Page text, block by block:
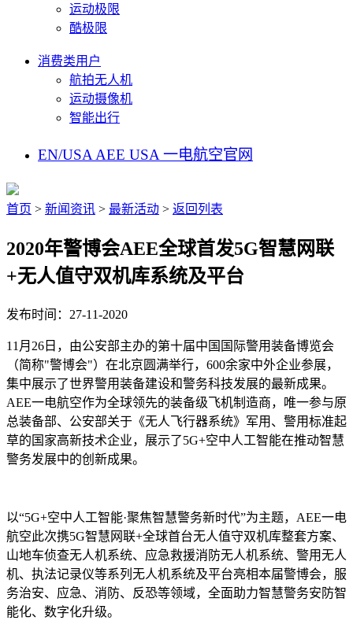
运动极限
酷极限
消费类用户
航拍无人机
运动摄像机
智能出行
EN/USA AEE USA 一电航空官网
首页 > 新闻资讯 > 最新活动 > 返回列表
2020年警博会AEE全球首发5G智慧网联
+无人值守双机库系统及平台
发布时间：27-11-2020
11月26日，由公安部主办的第十届中国国际警用装备博览会
（简称"警博会"）在北京圆满举行，600余家中外企业参展，
集中展示了世界警用装备建设和警务科技发展的最新成果。
AEE一电航空作为全球领先的装备级飞机制造商，唯一参与原
总装备部、公安部关于《无人飞行器系统》军用、警用标准起
草的国家高新技术企业，展示了5G+空中人工智能在推动智慧
警务发展中的创新成果。
以“5G+空中人工智能·聚焦智慧警务新时代”为主题，AEE一电
航空此次携5G智慧网联+全球首台无人值守双机库整套方案、
山地车侦查无人机系统、应急救援消防无人机系统、警用无人
机、执法记录仪等系列无人机系统及平台亮相本届警博会，服
务治安、应急、消防、反恐等领域，全面助力智慧警务安防智
能化、数字化升级。